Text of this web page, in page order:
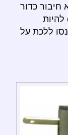
חיבור כדור
הארץ אבל זה מאפשר תקעים earthed להיות
ללכת על